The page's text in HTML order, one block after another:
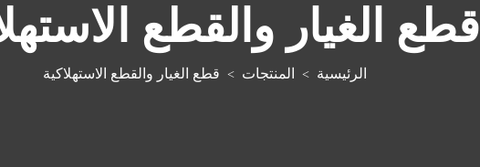
قطع الغيار والقطع
الرئيسية > المنتجات > قطع الغيار والقطع الاستهلاكية